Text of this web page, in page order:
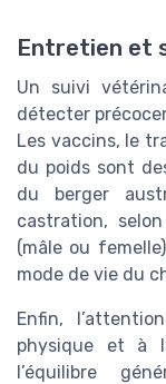
Entretien et
Un suivi
détecter
Les vaccins, le
du poids sont
du berger
castration,
(mâle ou
mode de vie du
Enfin,
physique et à
l’équilibre